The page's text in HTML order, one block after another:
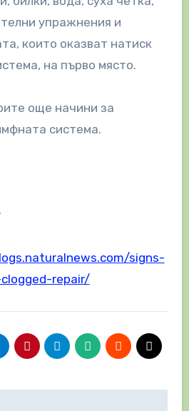
упражнения и
които оказват натиск
на първо място.
още начини за
система.
signs-
repair/